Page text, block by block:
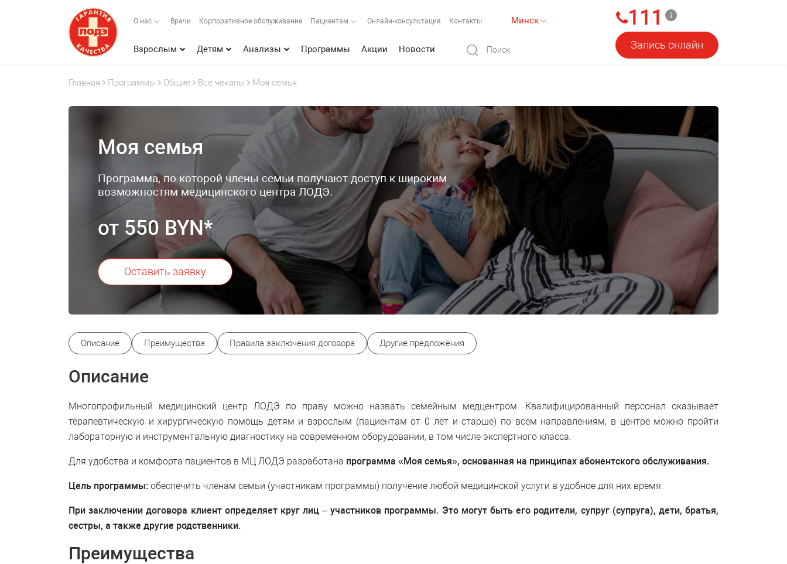
О нас Врачи Корпоративное обслуживание Пациентам Онлайн-консультация Контакты Минск
Взрослым Детям Анализы Программы Акции Новости
111
Запись онлайн
Главная Программы Общие Все чекапы Моя семья
Моя семья
Программа, по которой члены семьи получают доступ к широким
возможностям медицинского центра ЛОДЭ.
от 550 BYN*
Оставить заявку
Описание Преимущества Правила заключения договора Другие предложения
Описание
Многопрофильный медицинский центр ЛОДЭ по праву можно назвать семейным медцентром. Квалифицированный персонал оказывает
терапевтическую и хирургическую помощь детям и взрослым (пациентам от 0 лет и старше) по всем направлениям, в центре можно пройти
лабораторную и инструментальную диагностику на современном оборудовании, в том числе экспертного класса.
Для удобства и комфорта пациентов в МЦ ЛОДЭ разработана программа «Моя семья», основанная на принципах абонентского обслуживания.
Цель программы: обеспечить членам семьи (участникам программы) получение любой медицинской услуги в удобное для них время.
При заключении договора клиент определяет круг лиц – участников программы. Это могут быть его родители, супруг (супруга), дети, братья,
сестры, а также другие родственники.
Преимущества